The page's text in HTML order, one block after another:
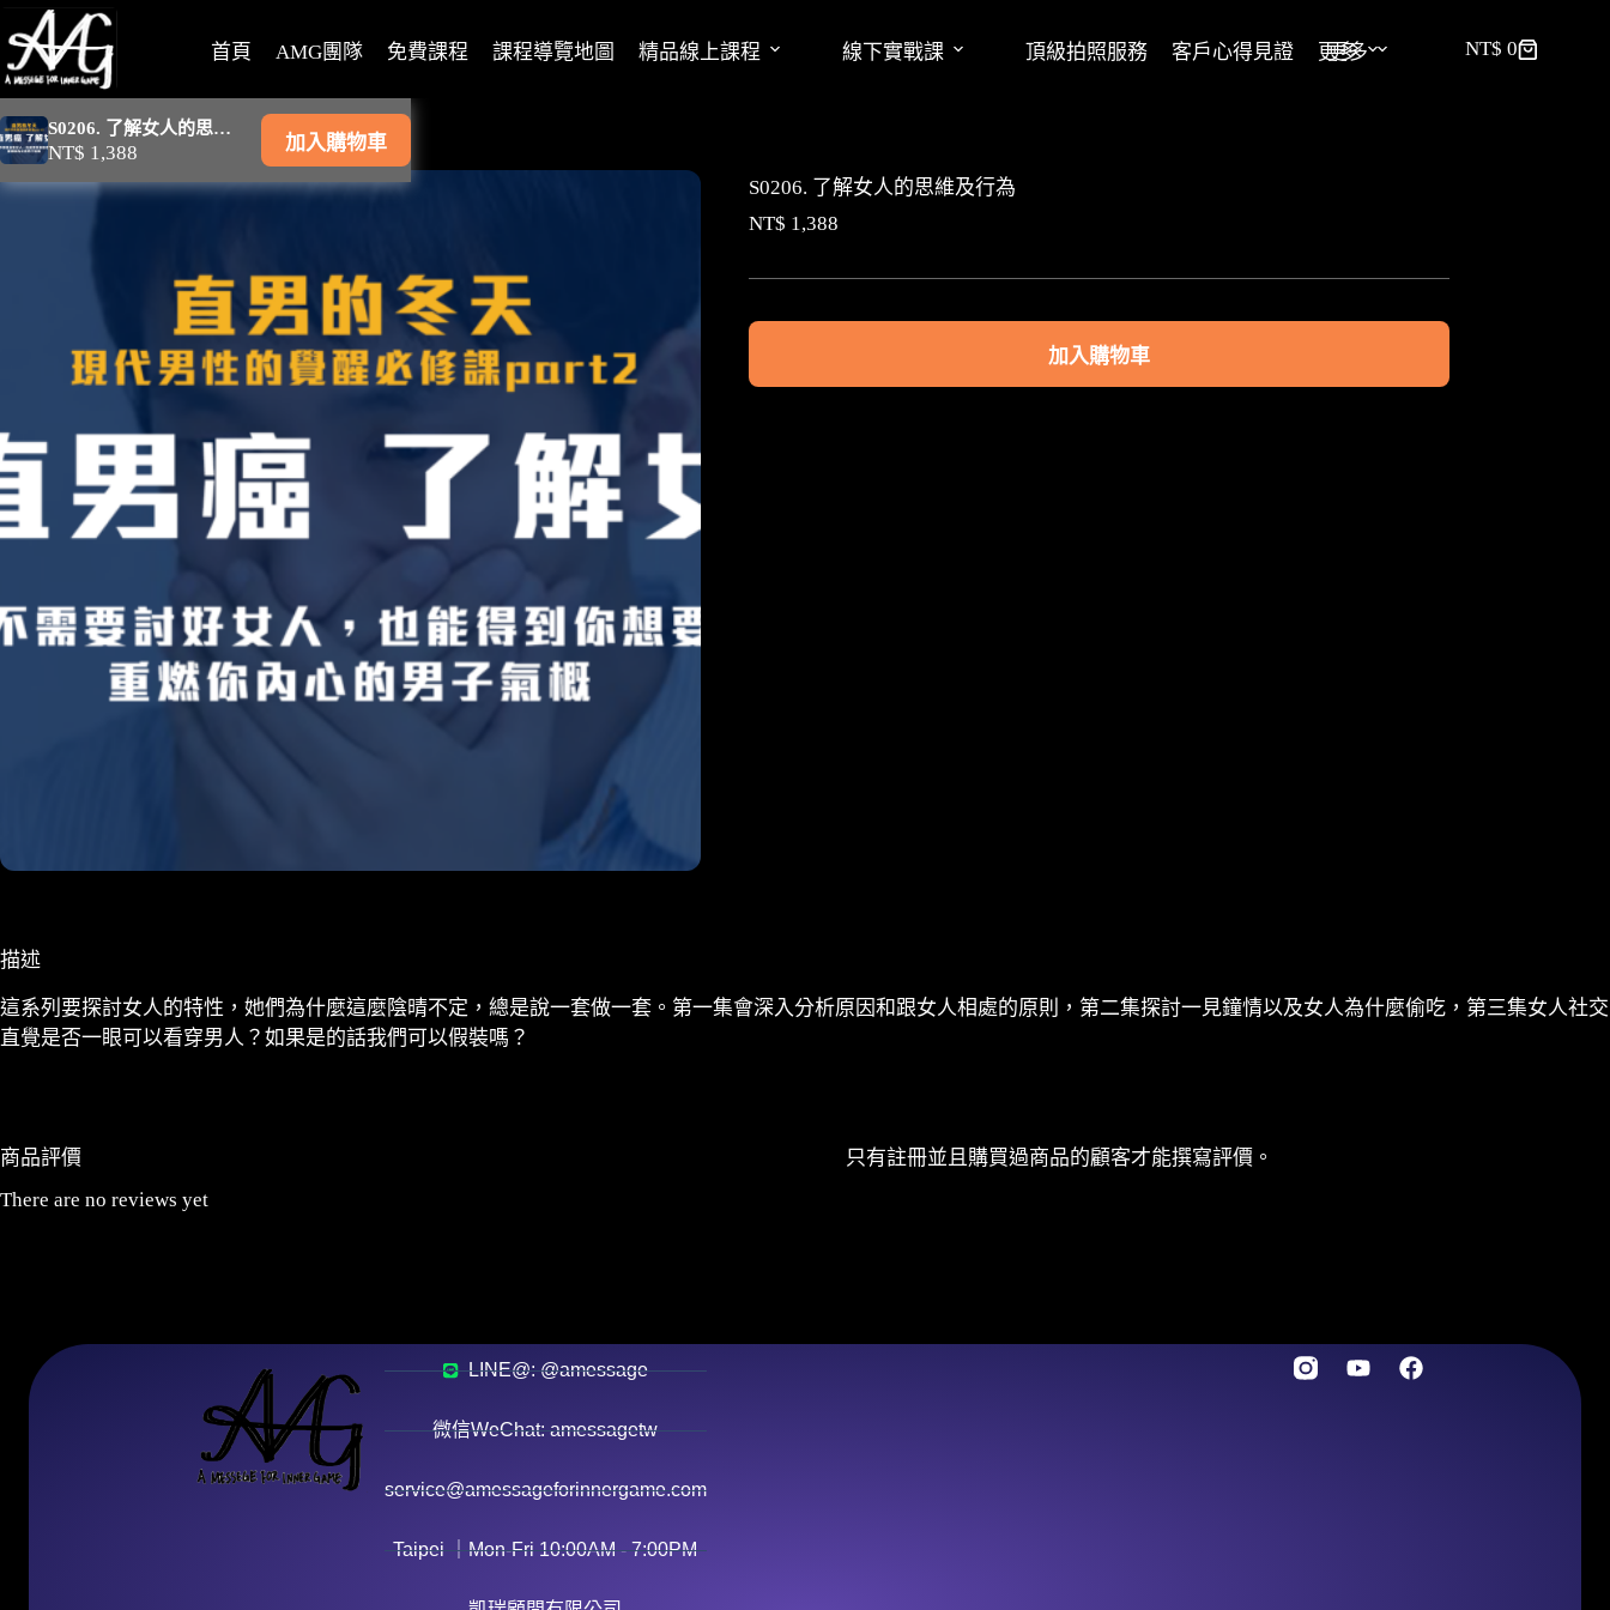
S0206. 了解女人的思維及行為
NT$ 1,388 加入購物車
首頁 AMG團隊 免費課程 課程導覽地圖 精品線上課程 線下實戰課 頂級拍照服務 客戶心得見證 更多
更多 NT$ 0
S0206. 了解女人的思維及行為
NT$ 1,388
加入購物車
描述
這系列要探討女人的特性，她們為什麼這麼陰晴不定，總是說一套做一套。第一集會深入分析原因和跟女人相處的原則，第二集探討一見鐘情以及女人為什麼偷吃，第三集女人社交
直覺是否一眼可以看穿男人？如果是的話我們可以假裝嗎？
商品評價
There are no reviews yet
只有註冊並且購買過商品的顧客才能撰寫評價。
LINE@: @amessage
微信WeChat: amessagetw
service@amessageforinnergame.com
Taipei ｜Mon-Fri 10:00AM - 7:00PM